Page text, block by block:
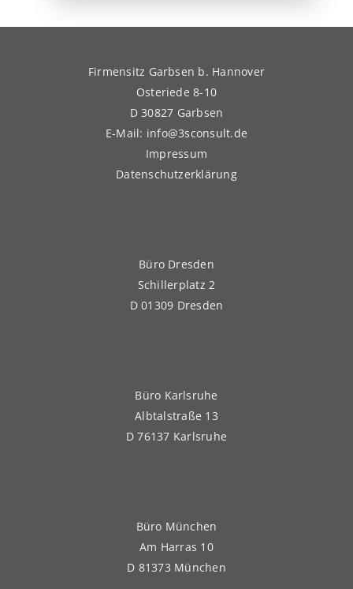
Firmensitz Garbsen b. Hannover
Osteriede 8-10
D 30827 Garbsen
E-Mail: info@3sconsult.de
Impressum
Datenschutzerklärung
Büro Dresden
Schillerplatz 2
D 01309 Dresden
Büro Karlsruhe
Albtalstraße 13
D 76137 Karlsruhe
Büro München
Am Harras 10
D 81373 München